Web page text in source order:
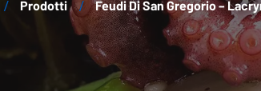
Prodotti Feudi Di San Gregorio –